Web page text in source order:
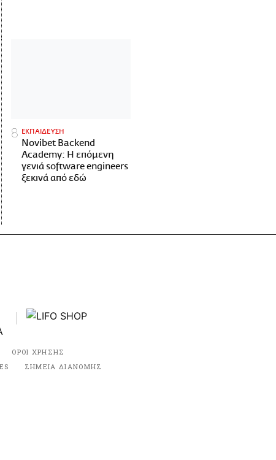
ΕΚΠΑΙΔΕΥΣΗ
Novibet Backend
Academy: Η επόμενη
γενιά software engineers
ξεκινά από εδώ
ΟΡΟΙ ΧΡΗΣΗΣ
ΣΗΜΕΙΑ ΔΙΑΝΟΜΗΣ